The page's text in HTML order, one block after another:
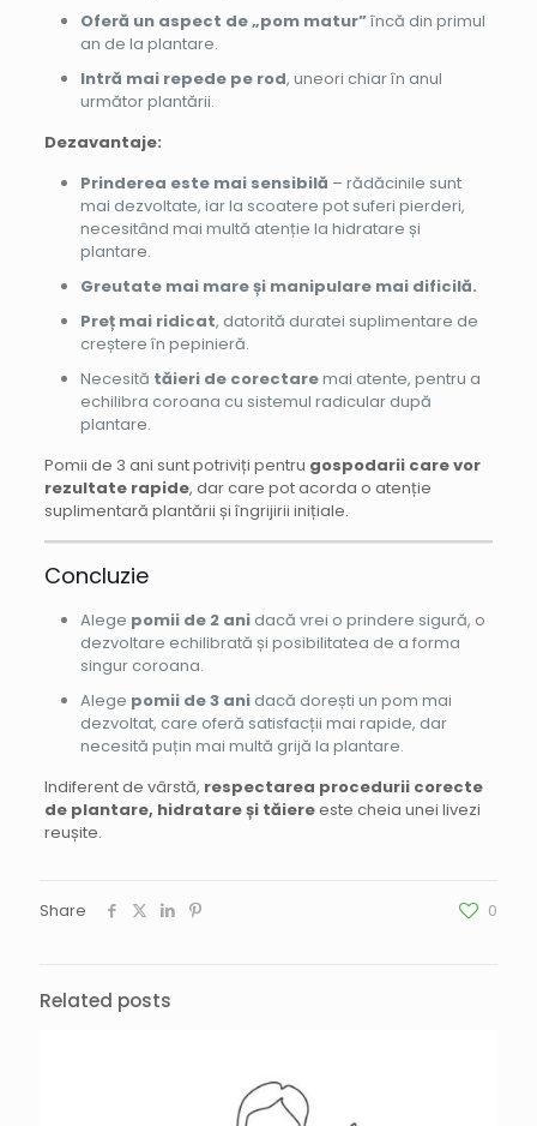
Oferă un aspect de „pom matur”încă din primul
an de la plantare.
Intră mai repede pe rod, uneori chiar în anul
următor plantării.
Dezavantaje:
Prinderea este mai sensibilă – rădăcinile sunt
mai dezvoltate, iar la scoatere pot suferi pierderi,
necesitând mai multă atenție la hidratare și
plantare.
Greutate mai mare și manipulare mai dificilă.
Preț mai ridicat, datorită duratei suplimentare de
creștere în pepinieră.
Necesită tăieri de corectaremai atente, pentru a
echilibra coroana cu sistemul radicular după
plantare.
Pomii de 3 ani sunt potriviți pentru gospodarii care vor
rezultate rapide, dar care pot acorda o atenție
suplimentară plantării și îngrijirii inițiale.
Concluzie
Alege pomii de 2 anidacă vrei o prindere sigură, o
dezvoltare echilibrată și posibilitatea de a forma
singur coroana.
Alege pomii de 3 anidacă dorești un pom mai
dezvoltat, care oferă satisfacții mai rapide, dar
necesită puțin mai multă grijă la plantare.
Indiferent de vârstă, respectarea procedurii corecte
de plantare, hidratare și tăiereeste cheia unei livezi
reușite.
Share 0
Related posts